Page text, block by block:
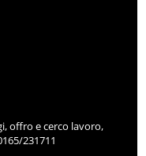
offro e cerco lavoro,
231711